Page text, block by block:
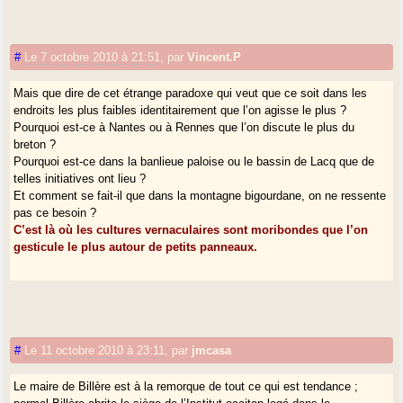
# Le 7 octobre 2010 à 21:51 parVincent.P
Mais que dire de cet étrange paradoxe qui veut que ce soit dans les
endroits les plus faibles identitairement que l’on agisse le plus ?
Pourquoi est-ce à Nantes ou à Rennes que l’on discute le plus du
breton ?
Pourquoi est-ce dans la banlieue paloise ou le bassin de Lacq que de
telles initiatives ont lieu ?
Et comment se fait-il que dans la montagne bigourdane, on ne ressente
pas ce besoin ?
C’est là où les cultures vernaculaires sont moribondes que l’on
gesticule le plus autour de petits panneaux.
# Le 11 octobre 2010 à 23:11 par jmcasa
Le maire de Billère est à la remorque de tout ce qui est tendance ;